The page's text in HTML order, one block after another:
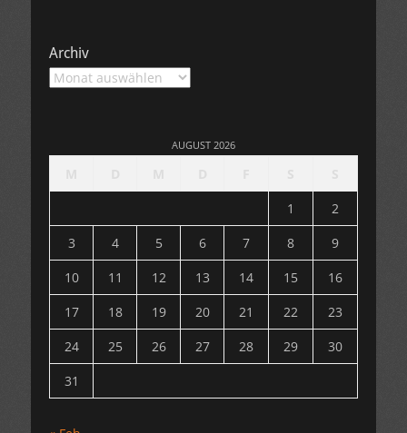
Archiv
Archiv
AUGUST 2026
1
2
3
4 5 6 7 8
9
10
11 12 13 14 15
16
17
18 19 20 21 22
23
24
25 26 27 28 29
30
31